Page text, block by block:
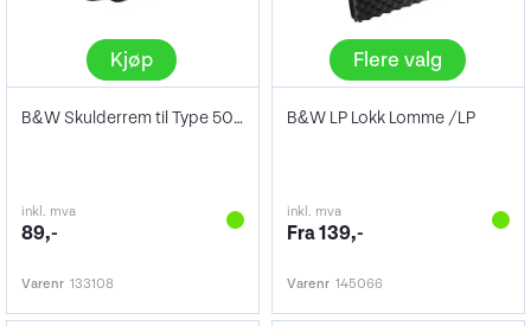
Kjøp
B&W Skulderrem til Type 500/1000
inkl. mva
89,-
Varenr 133108
Flere valg
B&W LP Lokk Lomme /LP
inkl. mva
Fra 139,-
Varenr 145066